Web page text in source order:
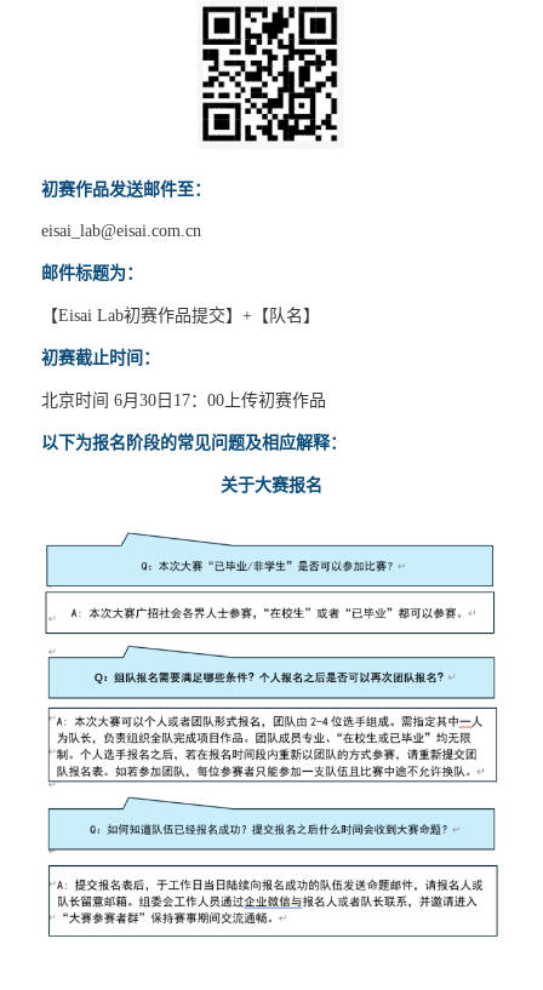
初赛作品发送邮件至：
eisai_lab@eisai.com.cn
邮件标题为：
【Eisai Lab初赛作品提交】+【队名】
初赛截止时间：
北京时间 6月30日17：00上传初赛作品
以下为报名阶段的常见问题及相应解释：
关于大赛报名